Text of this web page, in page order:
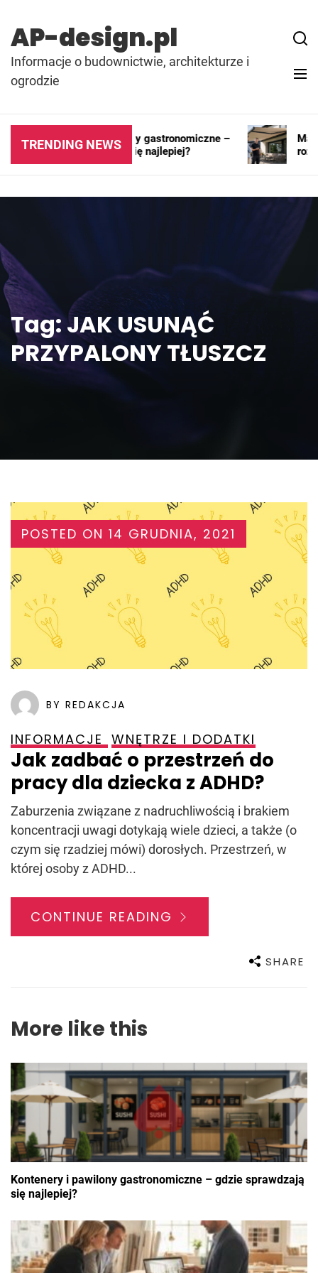
content
AP-design.pl
Informacje o budownictwie, architekturze i
ogrodzie
TRENDING NEWS
Kontenery i pawilony gastronomiczne –
gdzie sprawdzają się najlepiej?
Tag:JAK USUNĄĆ
PRZYPALONY TŁUSZCZ
POSTED ON 14 GRUDNIA, 2021
BY REDAKCJA
INFORMACJE WNĘTRZE I DODATKI
Jak zadbać o przestrzeń do
pracy dla dziecka z ADHD?
Zaburzenia związane z nadruchliwością i brakiem
koncentracji uwagi dotykają wiele dzieci, a także (o
czym się rzadziej mówi) dorosłych. Przestrzeń, w
której osoby z ADHD...
CONTINUE READING
SHARE
More like this
Kontenery i pawilony gastronomiczne – gdzie sprawdzają
się najlepiej?